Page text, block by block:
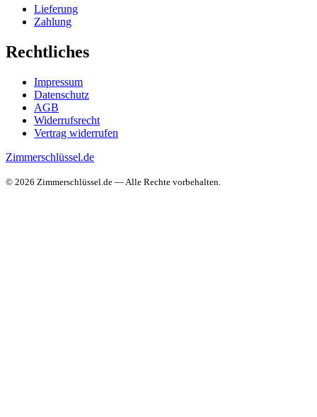
Lieferung
Zahlung
Rechtliches
Impressum
Datenschutz
AGB
Widerrufsrecht
Vertrag widerrufen
Zimmerschlüssel.de
© 2026 Zimmerschlüssel.de — Alle Rechte vorbehalten.